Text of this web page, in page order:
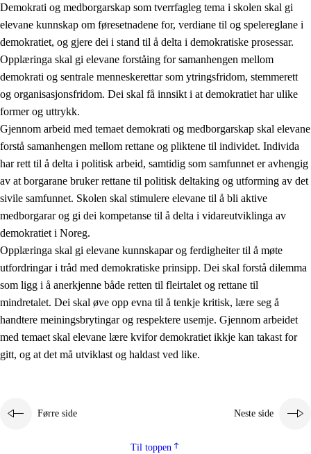
2. Prinsipp for læring, utvikling og danning
2.1 Sosial læring og utvikling
2.2 Kompetanse i faga
2.3 Grunnleggjande ferdigheiter
2.4 Å lære å lære
Tverrfaglege tema
2.5 Tverrfaglege tema
2.5.1 Folkehelse og livsmeistring
2.5.2 Demokrati og medborgarskap
Demokrati og medborgarskap som tverrfagleg tema i skolen skal gi
elevane kunnskap om føresetnadene for, verdiane til og spelereglane i
demokratiet, og gjere dei i stand til å delta i demokratiske prosessar.
Opplæringa skal gi elevane forståing for samanhengen mellom
demokrati og sentrale menneskerettar som ytringsfridom, stemmerett
og organisasjonsfridom. Dei skal få innsikt i at demokratiet har ulike
former og uttrykk.
Gjennom arbeid med temaet demokrati og medborgarskap skal elevane
forstå samanhengen mellom rettane og pliktene til individet. Individa
har rett til å delta i politisk arbeid, samtidig som samfunnet er avhengig
av at borgarane bruker rettane til politisk deltaking og utforming av det
sivile samfunnet. Skolen skal stimulere elevane til å bli aktive
medborgarar og gi dei kompetanse til å delta i vidareutviklinga av
demokratiet i Noreg.
Opplæringa skal gi elevane kunnskapar og ferdigheiter til å møte
utfordringar i tråd med demokratiske prinsipp. Dei skal forstå dilemma
som ligg i å anerkjenne både retten til fleirtalet og rettane til
mindretalet. Dei skal øve opp evna til å tenkje kritisk, lære seg å
handtere meiningsbrytingar og respektere usemje. Gjennom arbeidet
med temaet skal elevane lære kvifor demokratiet ikkje kan takast for
gitt, og at det må utviklast og haldast ved like.
Førre side Neste side
Til toppen